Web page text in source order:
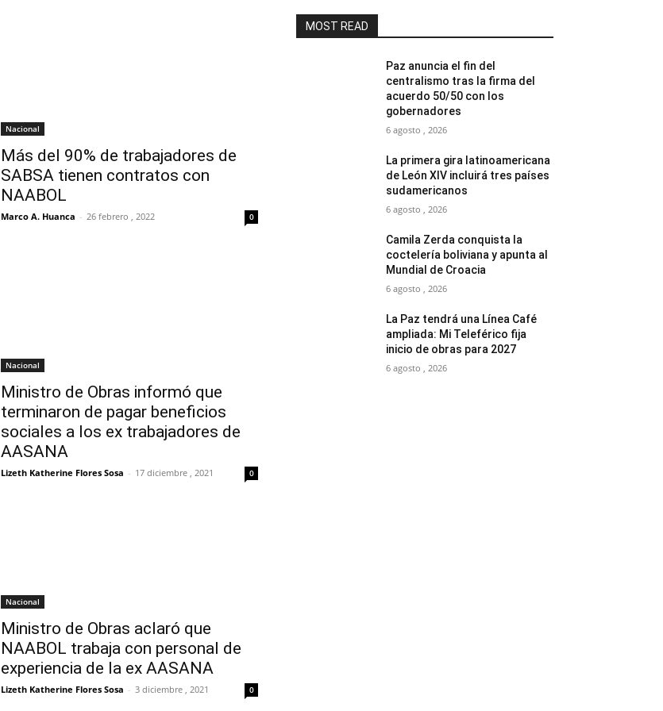
Nacional
Más del 90% de trabajadores de
SABSA tienen contratos con
NAABOL
Marco A. Huanca - 26 febrero , 2022 0
Nacional
Ministro de Obras informó que
terminaron de pagar beneficios
sociales a los ex trabajadores de
AASANA
Lizeth Katherine Flores Sosa - 17 diciembre , 2021 0
Nacional
Ministro de Obras aclaró que
NAABOL trabaja con personal de
experiencia de la ex AASANA
Lizeth Katherine Flores Sosa - 3 diciembre , 2021 0
MOST READ
Paz anuncia el fin del
centralismo tras la firma del
acuerdo 50/50 con los
gobernadores
6 agosto , 2026
La primera gira latinoamericana
de León XIV incluirá tres países
sudamericanos
6 agosto , 2026
Camila Zerda conquista la
coctelería boliviana y apunta al
Mundial de Croacia
6 agosto , 2026
La Paz tendrá una Línea Café
ampliada: Mi Teleférico fija
inicio de obras para 2027
6 agosto , 2026